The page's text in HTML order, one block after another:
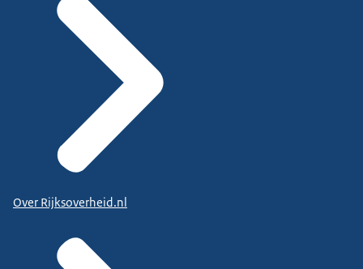
Over Rijksoverheid.nl